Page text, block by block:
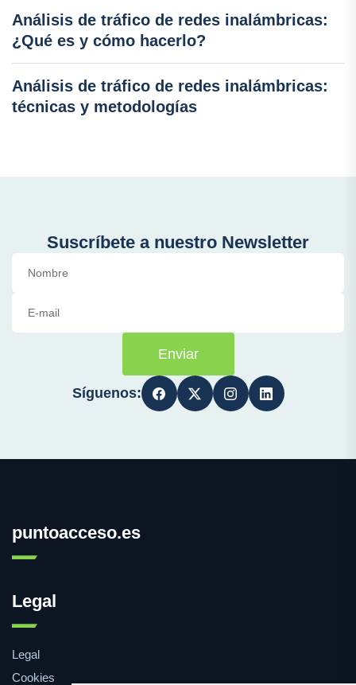
Análisis de tráfico de redes inalámbricas:
¿Qué es y cómo hacerlo?
Análisis de tráfico de redes inalámbricas:
técnicas y metodologías
Suscríbete a nuestro Newsletter
Enviar
Síguenos:
puntoacceso.es
Legal
Legal
Cookies